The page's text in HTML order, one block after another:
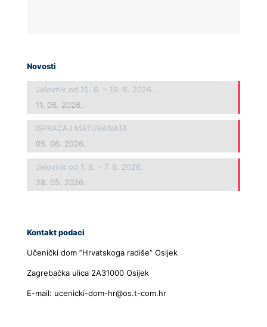
Novosti
Jelovnik od 15. 6. – 19. 6. 2026.
11. 06. 2026.
ISPRAĆAJ MATURANATA
05. 06. 2026.
Jelovnik od 1. 6. – 7. 6. 2026.
28. 05. 2026.
Kontakt podaci
Učenički dom ”Hrvatskoga radiše” Osijek
Zagrebačka ulica 2A31000 Osijek
E-mail: ucenicki-dom-hr@os.t-com.hr